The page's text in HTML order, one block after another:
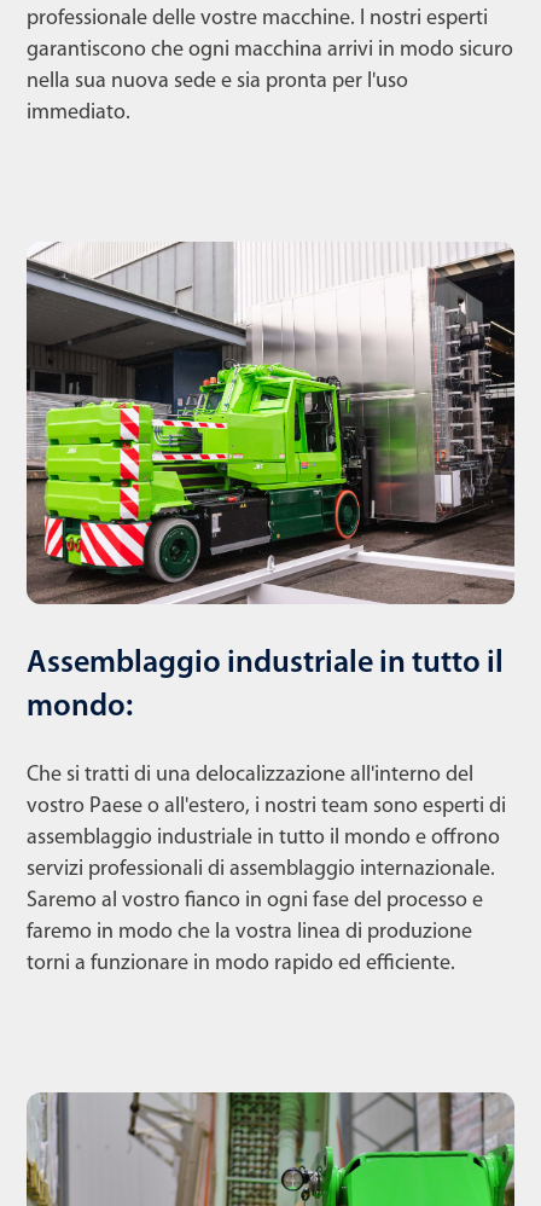
professionale delle vostre macchine. I nostri esperti
garantiscono che ogni macchina arrivi in modo sicuro
nella sua nuova sede e sia pronta per l'uso
immediato.
Assemblaggio industriale in tutto il
mondo:
Che si tratti di una delocalizzazione all'interno del
vostro Paese o all'estero, i nostri team sono esperti di
assemblaggio industriale in tutto il mondo e offrono
servizi professionali di assemblaggio internazionale.
Saremo al vostro fianco in ogni fase del processo e
faremo in modo che la vostra linea di produzione
torni a funzionare in modo rapido ed efficiente.